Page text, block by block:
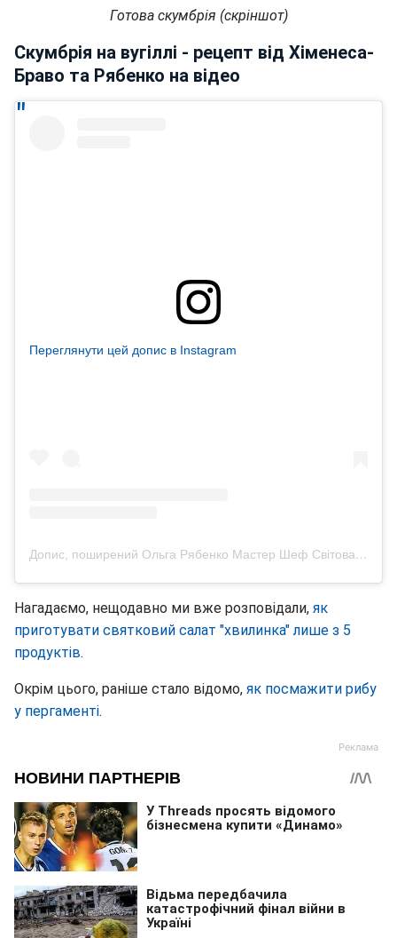
Готова скумбрія (скріншот)
Скумбрія на вугіллі - рецепт від Хіменеса-
Браво та Рябенко на відео
Переглянути цей допис в Instagram
Допис, поширений Ольга Рябенко Мастер Шеф Світова кухня Рецепти для дітей (@olga_riabenko_)
Нагадаємо, нещодавно ми вже розповідали, як
приготувати святковий салат "хвилинка" лише з 5
продуктів.
Окрім цього, раніше стало відомо, як посмажити рибу
у пергаменті.